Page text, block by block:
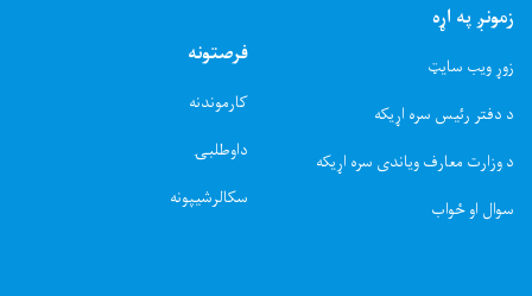
زمونږ په اړه
زوړ ویب سایټ
د دفتر رئیس سره اړیکه
د وزارت معارف ویاندی سره اړیکه
سوال او ځواب
فرصتونه
کارموندنه
داوطلبۍ
سکالرشیپونه